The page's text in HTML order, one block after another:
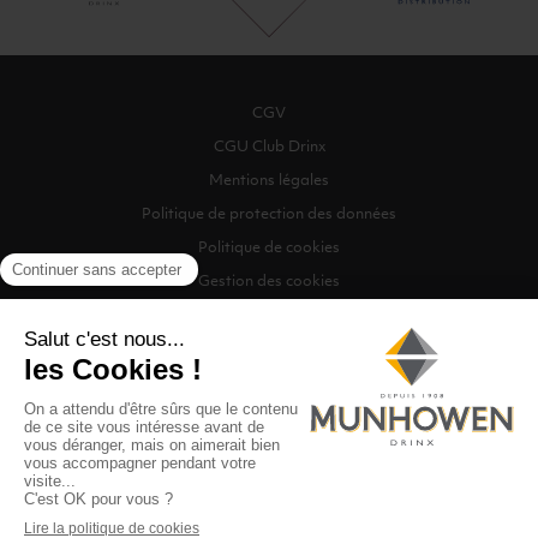
CGV
CGU Club Drinx
Mentions légales
Politique de protection des données
Politique de cookies
Gestion des cookies
©2026 Munhowen Drinx / Tous droits réservés
Digitalised by